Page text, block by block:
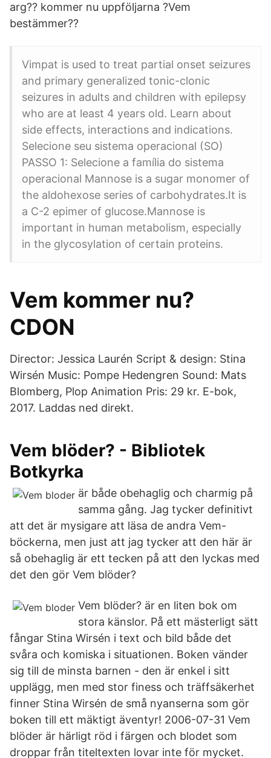
arg?? kommer nu uppföljarna ?Vem
bestämmer??
Vimpat is used to treat partial onset seizures
and primary generalized tonic-clonic
seizures in adults and children with epilepsy
who are at least 4 years old. Learn about
side effects, interactions and indications.
Selecione seu sistema operacional (SO)
PASSO 1: Selecione a família do sistema
operacional Mannose is a sugar monomer of
the aldohexose series of carbohydrates.It is
a C-2 epimer of glucose.Mannose is
important in human metabolism, especially
in the glycosylation of certain proteins.
Vem kommer nu?
CDON
Director: Jessica Laurén Script & design: Stina
Wirsén Music: Pompe Hedengren Sound: Mats
Blomberg, Plop Animation Pris: 29 kr. E-bok,
2017. Laddas ned direkt.
Vem blöder? - Bibliotek
Botkyrka
är både obehaglig och charmig på
samma gång. Jag tycker definitivt
att det är mysigare att läsa de andra Vem-
böckerna, men just att jag tycker att den här är
så obehaglig är ett tecken på att den lyckas med
det den gör Vem blöder?
Vem blöder? är en liten bok om
stora känslor. På ett mästerligt sätt
fångar Stina Wirsén i text och bild både det
svåra och komiska i situationen. Boken vänder
sig till de minsta barnen - den är enkel i sitt
upplägg, men med stor finess och träffsäkerhet
finner Stina Wirsén de små nyanserna som gör
boken till ett mäktigt äventyr! 2006-07-31 Vem
blöder är härligt röd i färgen och blodet som
droppar från titeltexten lovar inte för mycket.